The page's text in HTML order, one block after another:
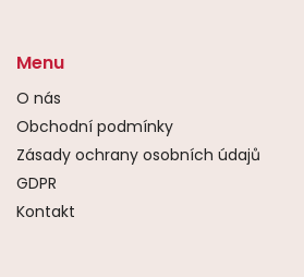
Menu
O nás
Obchodní podmínky
Zásady ochrany osobních údajů
GDPR
Kontakt